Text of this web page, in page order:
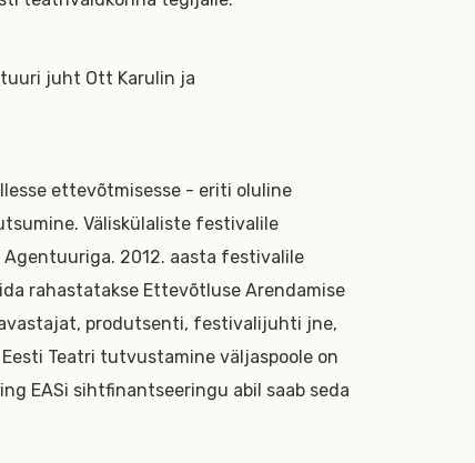
juht Ott Karulin ja
ettevõtmisesse - eriti oluline
Väliskülaliste festivalile
Agentuuriga. 2012. aasta festivalile
rahastatakse Ettevõtluse Arendamise
produtsenti, festivalijuhti jne,
Teatri tutvustamine väljaspoole on
EASi sihtfinantseeringu abil saab seda